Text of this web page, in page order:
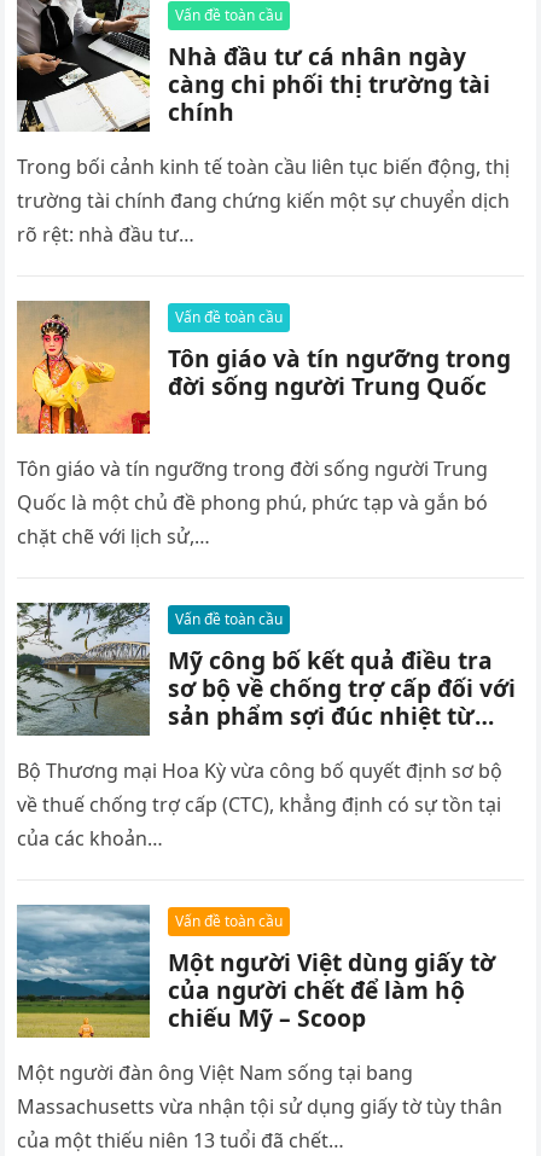
Vấn đề toàn cầu
Nhà đầu tư cá nhân ngày
càng chi phối thị trường tài
chính
Trong bối cảnh kinh tế toàn cầu liên tục biến động, thị
trường tài chính đang chứng kiến một sự chuyển dịch
rõ rệt: nhà đầu tư…
Vấn đề toàn cầu
Tôn giáo và tín ngưỡng trong
đời sống người Trung Quốc
Tôn giáo và tín ngưỡng trong đời sống người Trung
Quốc là một chủ đề phong phú, phức tạp và gắn bó
chặt chẽ với lịch sử,…
Vấn đề toàn cầu
Mỹ công bố kết quả điều tra
sơ bộ về chống trợ cấp đối với
sản phẩm sợi đúc nhiệt từ
Bộ Thương mại Hoa Kỳ vừa công bố quyết định sơ bộ
về thuế chống trợ cấp (CTC), khẳng định có sự tồn tại
của các khoản…
Vấn đề toàn cầu
Một người Việt dùng giấy tờ
của người chết để làm hộ
chiếu Mỹ – Scoop
Một người đàn ông Việt Nam sống tại bang
Massachusetts vừa nhận tội sử dụng giấy tờ tùy thân
của một thiếu niên 13 tuổi đã chết…